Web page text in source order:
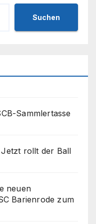
Suchen
Sammlertasse
rollt der Ball
neuen
Barienrode zum